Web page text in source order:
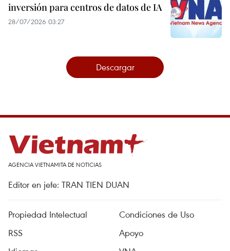
inversión para centros de datos de IA
28/07/2026 03:27
Descargar
AGENCIA VIETNAMITA DE NOTICIAS
Editor en jefe: TRAN TIEN DUAN
Propiedad Intelectual
Condiciones de Uso
RSS
Apoyo